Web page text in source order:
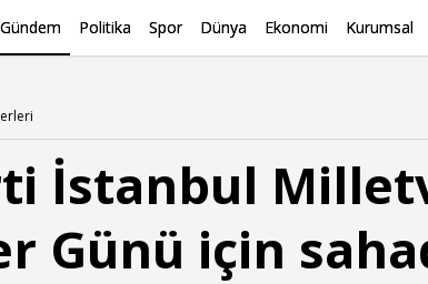
Gündem Politika Spor Dünya Ekonomi Kurumsal
İstanbul
Günü için